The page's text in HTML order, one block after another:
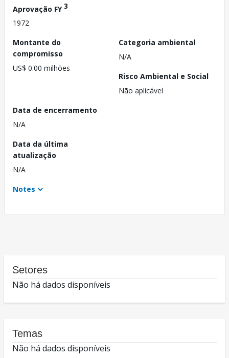
Aprovação FY3
1972
Montante do
compromisso
US$ 0.00 milhões
Categoria ambiental
N/A
Risco Ambiental e Social
Não aplicável
Data de encerramento
N/A
Data da última
atualização
N/A
Notes
Setores
Não há dados disponíveis
Temas
Não há dados disponíveis